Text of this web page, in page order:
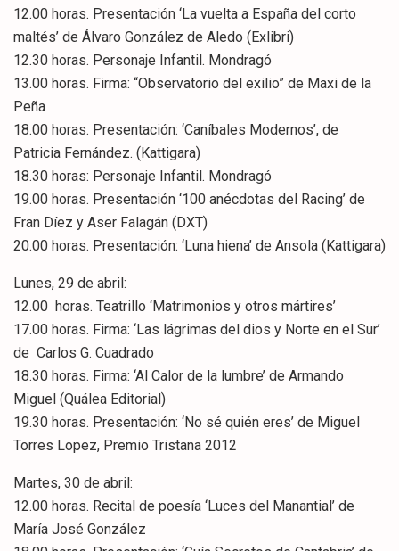
12.00 horas. Presentación ‘La vuelta a España del corto
maltés’ de Álvaro González de Aledo (Exlibri)
12.30 horas. Personaje Infantil. Mondragó
13.00 horas. Firma: “Observatorio del exilio” de Maxi de la
Peña
18.00 horas. Presentación: ‘Caníbales Modernos’, de
Patricia Fernández. (Kattigara)
18.30 horas: Personaje Infantil. Mondragó
19.00 horas. Presentación ‘100 anécdotas del Racing’ de
Fran Díez y Aser Falagán (DXT)
20.00 horas. Presentación: ‘Luna hiena’ de Ansola (Kattigara)
Lunes, 29 de abril:
12.00 horas. Teatrillo ‘Matrimonios y otros mártires’
17.00 horas. Firma: ‘Las lágrimas del dios y Norte en el Sur’
de Carlos G. Cuadrado
18.30 horas. Firma: ‘Al Calor de la lumbre’ de Armando
Miguel (Quálea Editorial)
19.30 horas. Presentación: ‘No sé quién eres’ de Miguel
Torres Lopez, Premio Tristana 2012
Martes, 30 de abril:
12.00 horas. Recital de poesía ‘Luces del Manantial’ de
María José González